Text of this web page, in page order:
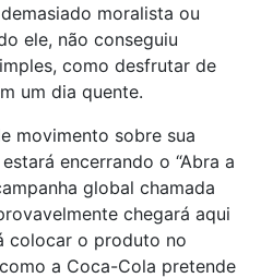
moralista ou
ele, não conseguiu
como desfrutar de
um dia quente.
movimento sobre sua
encerrando o “Abra a
global chamada
chegará aqui
colocar o produto no
a Coca-Cola pretende